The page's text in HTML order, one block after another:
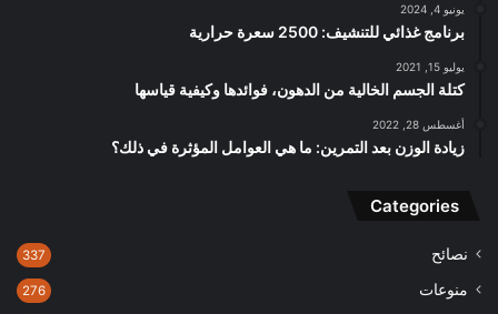
يونيو 4, 2024
برنامج غذائي للتنشيف: 2500 سعرة حرارية
يوليو 15, 2021
كتلة الجسم الخالية من الدهون، فوائدها وكيفية قياسها
أغسطس 28, 2022
زيادة الوزن بعد التمرين: ما هي العوامل المؤثرة في ذلك؟
Categories
نصائح 337
منوعات 276